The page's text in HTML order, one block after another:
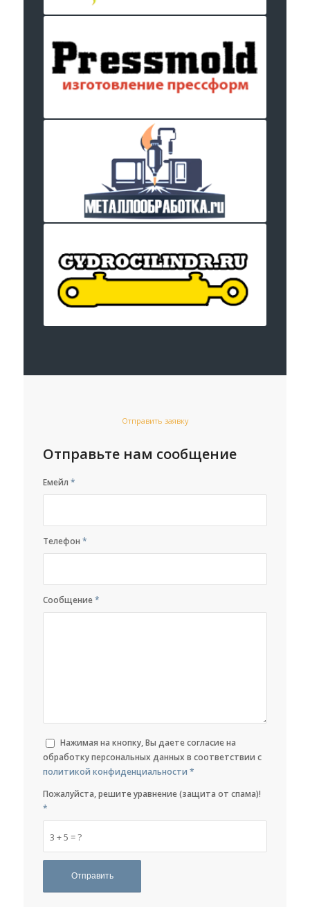
Отправить заявку
Отправьте нам сообщение
Емейл*
Телефон*
Сообщение*
Нажимая на кнопку, Вы даете согласие на
обработку персональных данных в соответствии с
политикой конфиденциальности *
3 + 5 = ?
Пожалуйста, решите уравнение (защита от спама)!
*